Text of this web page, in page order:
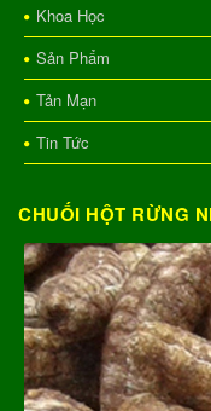
Khoa Học
Sản Phẩm
Tản Mạn
Tin Tức
CHUỐI HỘT RỪNG